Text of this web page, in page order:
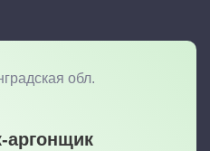
обл.
аргонщик